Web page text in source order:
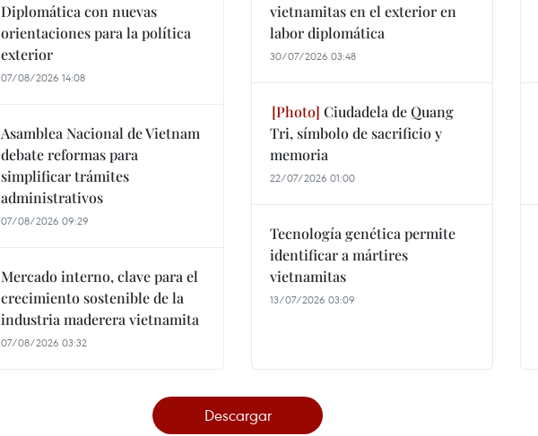
Diplomática con nuevas
orientaciones para la política
exterior
07/08/2026 14:08
Asamblea Nacional de Vietnam
debate reformas para
simplificar trámites
administrativos
07/08/2026 09:29
Mercado interno, clave para el
crecimiento sostenible de la
industria maderera vietnamita
07/08/2026 03:32
vietnamitas en el exterior en
labor diplomática
30/07/2026 03:48
Ciudadela de Quang
Tri, símbolo de sacrificio y
memoria
22/07/2026 01:00
Tecnología genética permite
identificar a mártires
vietnamitas
13/07/2026 03:09
Descargar